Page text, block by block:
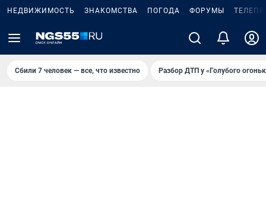
НЕДВИЖИМОСТЬ ЗНАКОМСТВА ПОГОДА ФОРУМЫ
Сбили 7 человек — все, что известно Разбор ДТП у «Голубого